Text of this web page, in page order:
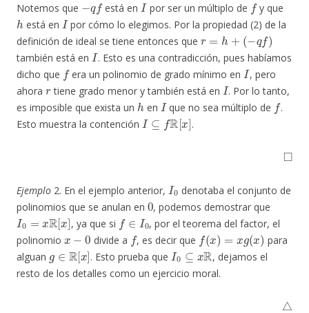
Notemos que está en por ser un múltiplo de y que
h
está en
I
por cómo lo elegimos. Por la propiedad (2) de la
definición de ideal se tiene entonces que
r=h+(−qf )
también está en
I
. Esto es una contradicción, pues habíamos
dicho que
f
era un polinomio de grado mínimo en
I
, pero
ahora
r
tiene grado menor y también está en
I
. Por lo tanto,
es imposible que exista un
h
en
I
que no sea múltiplo de
f
.
Esto muestra la contención
I ⊆f R [x]
.
Ejemplo 2. En el ejemplo anterior,
denotaba el conjunto de
polinomios que se anulan en
0
, podemos demostrar que
I0=xR[x]
, ya que si
f∈ I0
, por el teorema del factor, el
polinomio
x−0
divide a
f
, es decir que
f(x)= xg( x)
para
alguan
g∈R x ]
. Esto prueba que
I 0⊆x R
, dejamos el
resto de los detalles como un ejercicio moral.